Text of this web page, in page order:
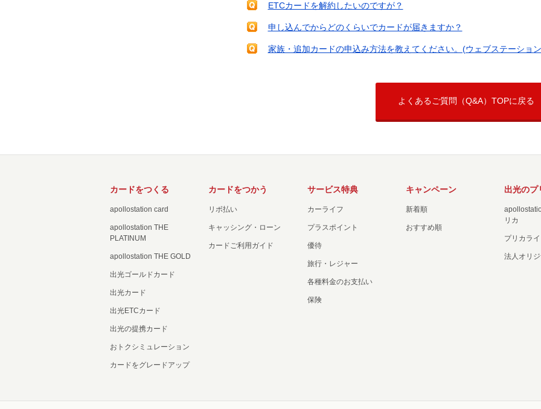
ETCカードを解約したいのですが？
申し込んでからどのくらいでカードが届きますか？
家族・追加カードの申込み方法を教えてください。(ウェブステーショ
よくあるご質問（Q&A）TOPに戻る
カードをつくる
apollostation card
apollostation THE
PLATINUM
apollostation THE GOLD
出光ゴールドカード
出光カード
出光ETCカード
出光の提携カード
おトクシミュレーション
カードをグレードアップ
カードをつかう
リボ払い
キャッシング・ローン
カードご利用ガイド
サービス特典
カーライフ
プラスポイント
優待
旅行・レジャー
各種料金のお支払い
保険
キャンペーン
新着順
おすすめ順
出光のプ
リカ
プリカラ
法人オリ